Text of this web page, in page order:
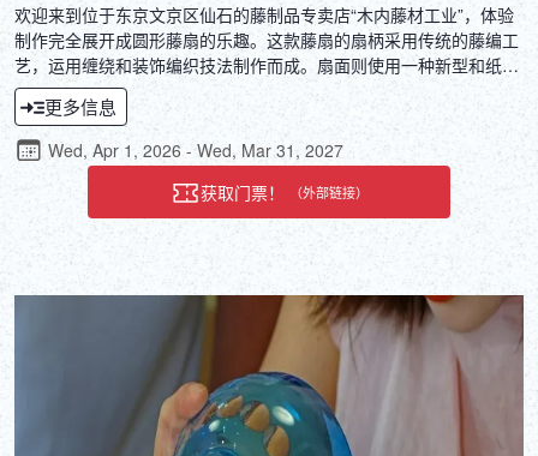
欢迎来到位于东京文京区仙石的藤制品专卖店“木内藤材工业”，体验
制作完全展开成圆形藤扇的乐趣。这款藤扇的扇柄采用传统的藤编工
艺，运用缠绕和装饰编织技法制作而成。扇面则使用一种新型和纸，
由再生纤维制成，并采用传统造纸工艺。指导老师木内秀树是这家店
的第三代传人，拥有东京传统工艺师和文京区工艺大师的双重认证。
在工作坊中，您将亲身感受藤条坚韧而又柔韧的特性，以及藤艺师们
精湛的技艺。
更多信息
Wed, Apr 1, 2026 - Wed, Mar 31, 2027
获取门票！
（外部链接）